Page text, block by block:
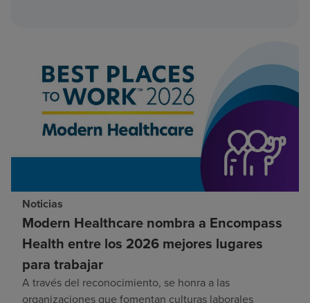
Noticias
Modern Healthcare nombra a Encompass
Health entre los 2026 mejores lugares
para trabajar
A través del reconocimiento, se honra a las
organizaciones que fomentan culturas laborales